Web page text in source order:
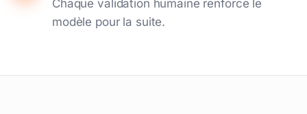
Chaque validation humaine renforce le
modèle pour la suite.